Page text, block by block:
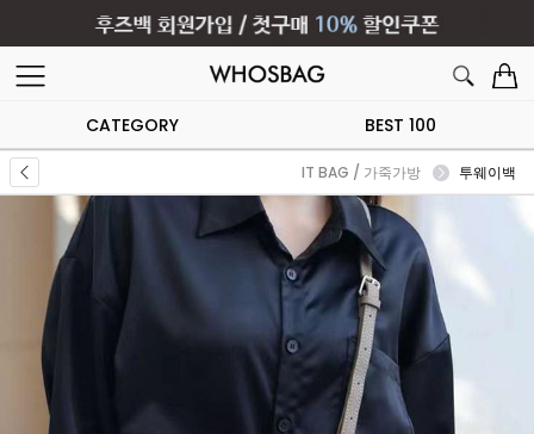
CATEGORY BEST 100
IT BAG / 가죽가방 투웨이백